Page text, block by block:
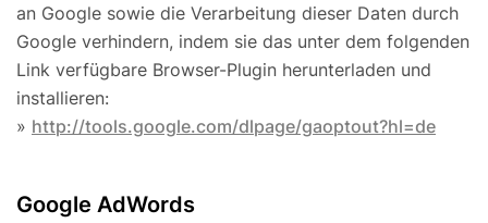
an Google sowie die Verarbeitung dieser Daten durch
Google verhindern, indem sie das unter dem folgenden
Link verfügbare Browser-Plugin herunterladen und
installieren:
» http://tools.google.com/dlpage/gaoptout?hl=de
Google AdWords